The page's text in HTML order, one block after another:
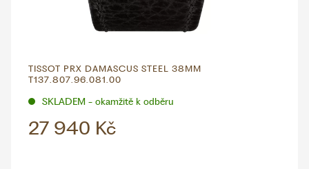
TISSOT PRX DAMASCUS STEEL 38MM
T137.807.96.081.00
SKLADEM - okamžitě k odběru
27 940 Kč